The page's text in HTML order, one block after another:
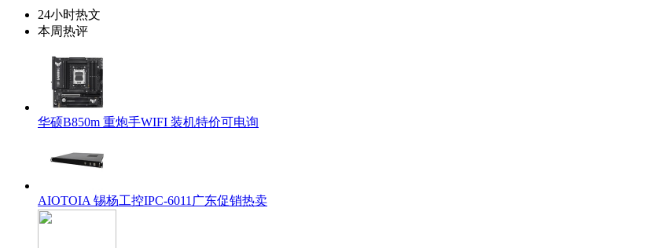
24小时热文
本周热评
华硕B850m 重炮手WIFI 装机特价可电询
AIOTOIA 锡杨工控IPC-6011广东促销热卖